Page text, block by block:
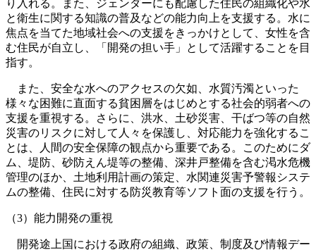
り入れる。また、ジェンダーにも配慮した住民の組織化や水
と衛生に関する知識の普及などの能力向上を支援する。水に
焦点を当てた地域社会への支援をきっかけとして、女性を含
む住民が自立し、「開発の担い手」として活躍することを目
指す。
また、安全な水へのアクセスの欠如、水質汚濁といった
様々な困難に直面する貧困層をはじめとする社会的弱者への
支援を重視する。さらに、洪水、土砂災害、干ばつ等の自然
災害のリスクに対して人々を保護し、対応能力を強化するこ
とは、人間の安全保障の観点から重要である。このためにダ
ム、堤防、砂防えん堤等の整備、深井戸整備を含む渇水危機
管理のほか、土地利用計画の策定、水関連災害予警報システ
ムの整備、住民に対する防災教育等ソフト面の支援を行う。
（3）能力開発の重視
開発途上国における政府の組織、政策、制度及び情報デー